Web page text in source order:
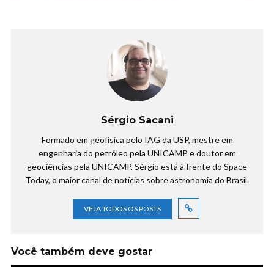
Sérgio Sacani
Formado em geofísica pelo IAG da USP, mestre em
engenharia do petróleo pela UNICAMP e doutor em
geociências pela UNICAMP. Sérgio está à frente do Space
Today, o maior canal de notícias sobre astronomia do Brasil.
VEJA TODOS OS POSTS
Você também deve gostar